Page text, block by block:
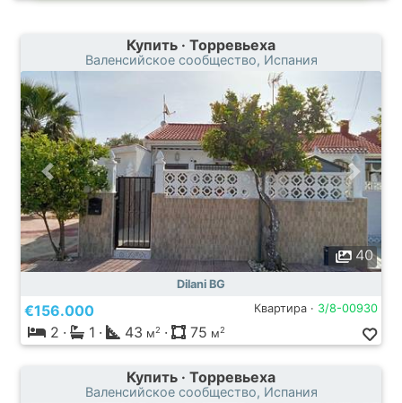
Купить · Торревьеха
Валенсийское сообщество, Испания
40
Dilani BG
€156.000 Квартира · 3/8-00930
2 · 1 · 43 м2 · 75 м2
Купить · Торревьеха
Валенсийское сообщество, Испания